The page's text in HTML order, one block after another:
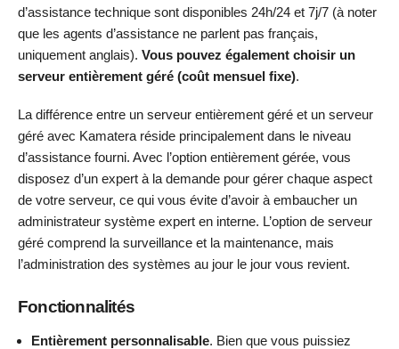
d’assistance technique sont disponibles 24h/24 et 7j/7 (à noter
que les agents d’assistance ne parlent pas français,
uniquement anglais). Vous pouvez également choisir un
serveur entièrement géré (coût mensuel fixe).
La différence entre un serveur entièrement géré et un serveur
géré avec Kamatera réside principalement dans le niveau
d’assistance fourni. Avec l’option entièrement gérée, vous
disposez d’un expert à la demande pour gérer chaque aspect
de votre serveur, ce qui vous évite d’avoir à embaucher un
administrateur système expert en interne. L’option de serveur
géré comprend la surveillance et la maintenance, mais
l’administration des systèmes au jour le jour vous revient.
Fonctionnalités
Entièrement personnalisable. Bien que vous puissiez